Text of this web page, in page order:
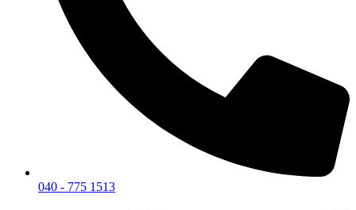
040 - 775 1513